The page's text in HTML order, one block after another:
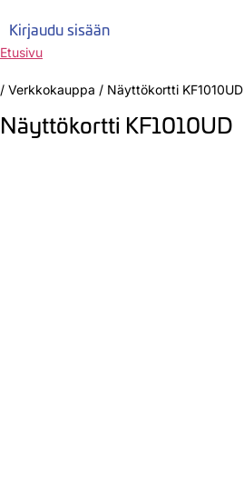
Kirjaudu sisään
Etusivu
/ Verkkokauppa / Näyttökortti KF1010UD
Näyttökortti KF1010UD